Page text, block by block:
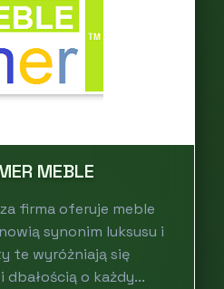
MEBLE
firma oferuje meble
synonim luksusu i
te wyróżniają się
dbałością o każdy...